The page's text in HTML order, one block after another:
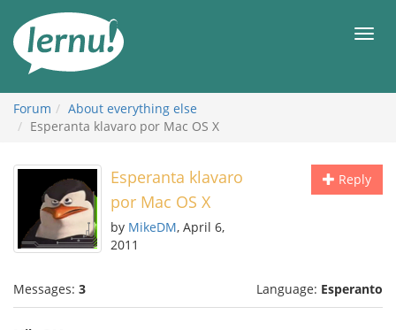
the
content
Forum
About everything else
Esperanta klavaro por Mac OS X
Reply
Esperanta klavaro
por Mac OS X
by MikeDM, April 6,
2011
Messages: 3 Language: Esperanto